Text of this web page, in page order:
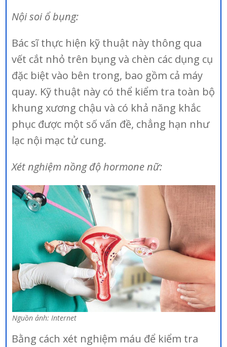
Nội soi ổ bụng:
Bác sĩ thực hiện kỹ thuật này thông qua
vết cắt nhỏ trên bụng và chèn các dụng cụ
đặc biệt vào bên trong, bao gồm cả máy
quay. Kỹ thuật này có thể kiểm tra toàn bộ
khung xương chậu và có khả năng khắc
phục được một số vấn đề, chẳng hạn như
lạc nội mạc tử cung.
Xét nghiệm nồng độ hormone nữ:
Nguồn ảnh: Internet
Bằng cách xét nghiệm máu để kiểm tra